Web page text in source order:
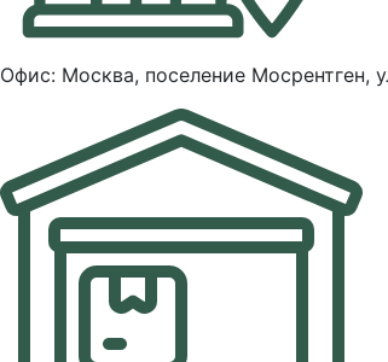
Офис: Москва, поселение Мосрентген,